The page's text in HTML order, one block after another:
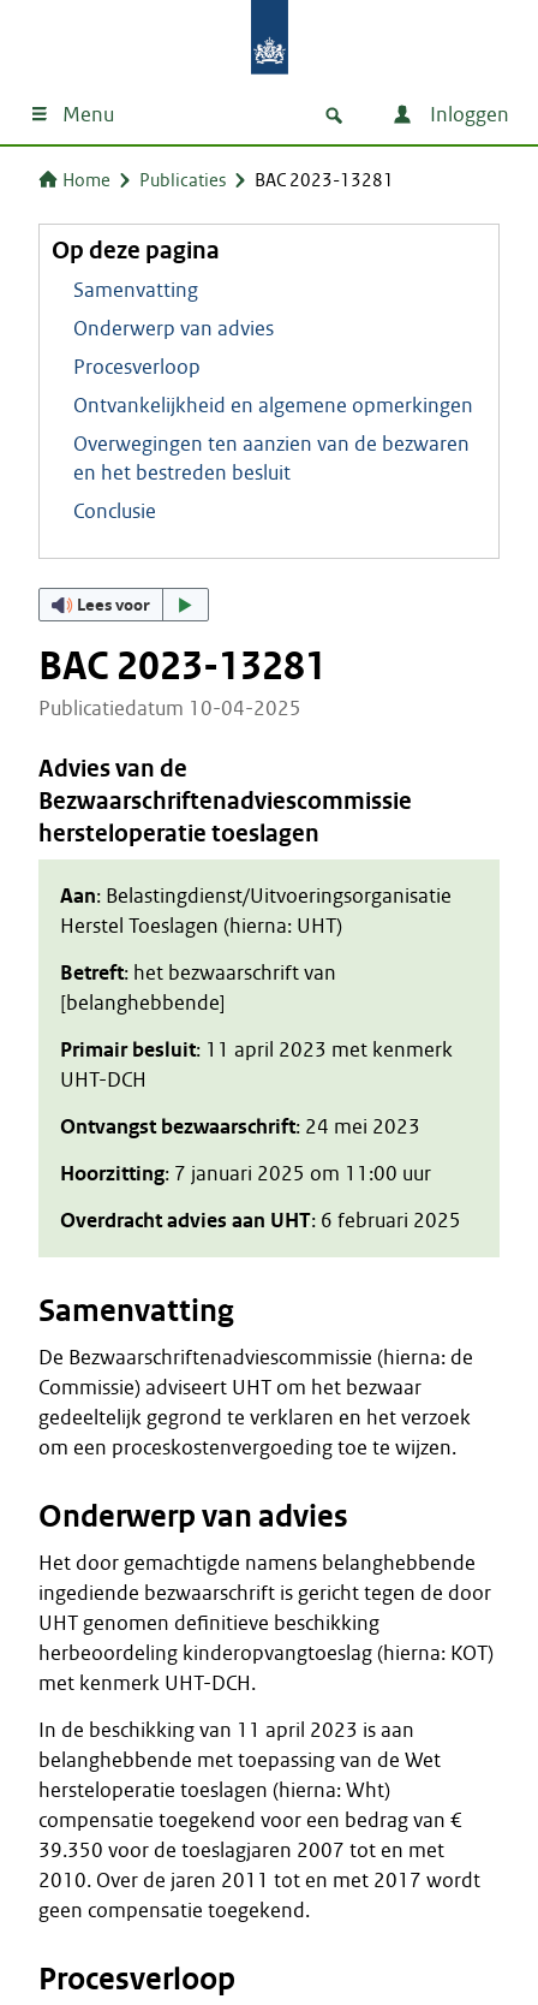
Menu Inloggen
Home Publicaties BAC 2023-13281
Op deze pagina
Samenvatting
Onderwerp van advies
Procesverloop
Ontvankelijkheid en algemene opmerkingen
Overwegingen ten aanzien van de bezwaren
en het bestreden besluit
Conclusie
Lees voor
BAC 2023-13281
Publicatiedatum 10-04-2025
Advies van de
Bezwaarschriftenadviescommissie
hersteloperatie toeslagen
Aan: Belastingdienst/Uitvoeringsorganisatie
Herstel Toeslagen (hierna: UHT)
Betreft: het bezwaarschrift van
[belanghebbende]
Primair besluit: 11 april 2023 met kenmerk
UHT-DCH
Ontvangst bezwaarschrift: 24 mei 2023
Hoorzitting: 7 januari 2025 om 11:00 uur
Overdracht advies aan UHT: 6 februari 2025
Samenvatting
De Bezwaarschriftenadviescommissie (hierna: de
Commissie) adviseert UHT om het bezwaar
gedeeltelijk gegrond te verklaren en het verzoek
om een proceskostenvergoeding toe te wijzen.
Onderwerp van advies
Het door gemachtigde namens belanghebbende
ingediende bezwaarschrift is gericht tegen de door
UHT genomen definitieve beschikking
herbeoordeling kinderopvangtoeslag (hierna: KOT)
met kenmerk UHT-DCH.
In de beschikking van 11 april 2023 is aan
belanghebbende met toepassing van de Wet
hersteloperatie toeslagen (hierna: Wht)
compensatie toegekend voor een bedrag van €
39.350 voor de toeslagjaren 2007 tot en met
2010. Over de jaren 2011 tot en met 2017 wordt
geen compensatie toegekend.
Procesverloop